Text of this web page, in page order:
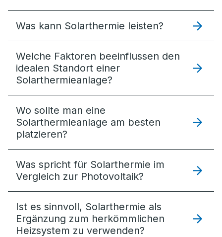
Was kann Solarthermie leisten?
Welche Faktoren beeinflussen den
idealen Standort einer
Solarthermieanlage?
Wo sollte man eine
Solarthermieanlage am besten
platzieren?
Was spricht für Solarthermie im
Vergleich zur Photovoltaik?
Ist es sinnvoll, Solarthermie als
Ergänzung zum herkömmlichen
Heizsystem zu verwenden?